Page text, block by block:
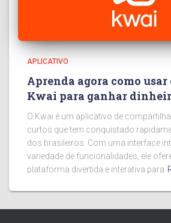
APLICATIVO
Aprenda agora como
Kwai para ganhar
O Kwai é um aplicativo de
curtos que tem conquistado
dos brasileiros. Com uma interface
variedade de funcionalidades, ele
plataforma divertida e interativa para